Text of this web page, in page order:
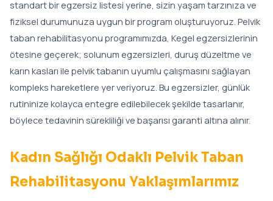
standart bir egzersiz listesi yerine, sizin yaşam tarzınıza ve
fiziksel durumunuza uygun bir program oluşturuyoruz. Pelvik
taban rehabilitasyonu programımızda, Kegel egzersizlerinin
ötesine geçerek; solunum egzersizleri, duruş düzeltme ve
karın kasları ile pelvik tabanın uyumlu çalışmasını sağlayan
kompleks hareketlere yer veriyoruz. Bu egzersizler, günlük
rutininize kolayca entegre edilebilecek şekilde tasarlanır,
böylece tedavinin sürekliliği ve başarısı garanti altına alınır.
Kadın Sağlığı Odaklı Pelvik Taban
Rehabilitasyonu Yaklaşımlarımız